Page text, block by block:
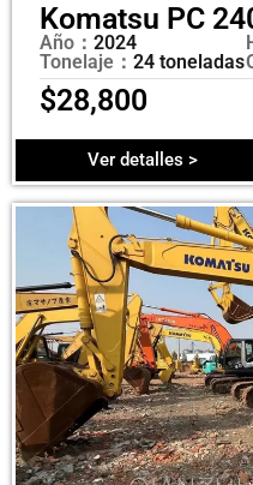
Komatsu PC
Año： 2024
Tonelaje： 24 toneladas
$28,800
Ver detalles >